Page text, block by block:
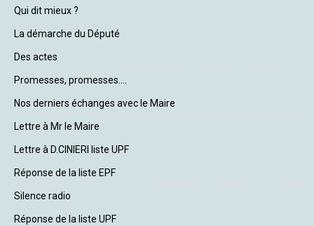
Qui dit mieux ?
La démarche du Député
Des actes
Promesses, promesses....
Nos derniers échanges avec le Maire
Lettre à Mr le Maire
Lettre à D.CINIERI liste UPF
Réponse de la liste EPF
Silence radio
Réponse de la liste UPF